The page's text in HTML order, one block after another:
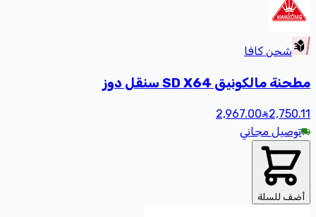
شحن كافا
مطحنة مالكونيق SD X64 سنقل دوز
2,750.11
2,967.00
توصيل مجاني
أضف للسلة